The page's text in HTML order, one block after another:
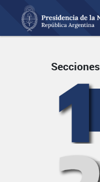
Secciones